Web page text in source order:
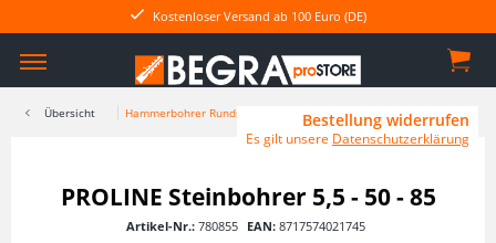
Kostenloser Versand ab 100 Euro (DE)
Übersicht Hammerbohrer Rundschaft
PROLINE Steinbohrer 5,5 - 50 - 85
Artikel-Nr.: 780855 EAN: 8717574021745
Bestellung widerrufen
Es gilt unsere Datenschutzerklärung